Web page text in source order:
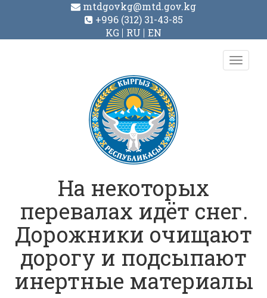
mtdgovkg@mtd.gov.kg
+996 (312) 31-43-85
KG
RU EN
Toggle
На некоторых
перевалах идёт снег.
Дорожники очищают
дорогу и подсыпают
инертные материалы